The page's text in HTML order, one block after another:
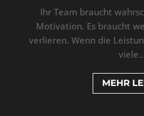
Ihr Team braucht
Motivation. Es braucht
verlieren. Wenn die
MEHR